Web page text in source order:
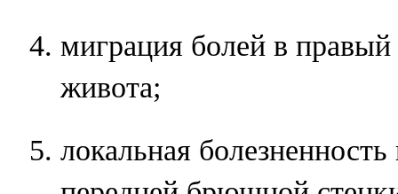
миграция болей в
живота;
локальная